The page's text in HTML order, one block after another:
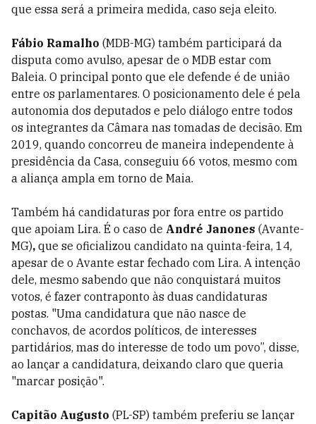
que essa será a primeira medida, caso seja eleito.
Fábio Ramalho (MDB-MG) também participará da
disputa como avulso, apesar de o MDB estar com
Baleia. O principal ponto que ele defende é de união
entre os parlamentares. O posicionamento dele é pela
autonomia dos deputados e pelo diálogo entre todos
os integrantes da Câmara nas tomadas de decisão. Em
2019, quando concorreu de maneira independente à
presidência da Casa, conseguiu 66 votos, mesmo com
a aliança ampla em torno de Maia.
Também há candidaturas por fora entre os partido
que apoiam Lira. É o caso de André Janones (Avante-
MG), que se oficializou candidato na quinta-feira, 14,
apesar de o Avante estar fechado com Lira. A intenção
dele, mesmo sabendo que não conquistará muitos
votos, é fazer contraponto às duas candidaturas
postas. "Uma candidatura que não nasce de
conchavos, de acordos políticos, de interesses
partidários, mas do interesse de todo um povo”, disse,
ao lançar a candidatura, deixando claro que queria
"marcar posição".
Capitão Augusto (PL-SP) também preferiu se lançar